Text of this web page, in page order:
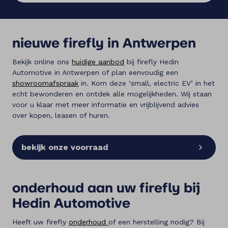
nieuwe firefly in Antwerpen
Bekijk online ons huidige aanbod bij firefly Hedin
Automotive in Antwerpen of plan eenvoudig een
showroomafspraak in. Kom deze ‘small, electric EV’ in het
echt bewonderen en ontdek alle mogelijkheden. Wij staan
voor u klaar met meer informatie en vrijblijvend advies
over kopen, leasen of huren.
bekijk onze voorraad
onderhoud aan uw firefly bij
Hedin Automotive
Heeft uw firefly onderhoud of een herstelling nodig? Bij